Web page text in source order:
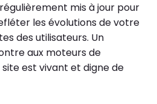
mis à jour pour
les évolutions de votre
des utilisateurs. Un
aux moteurs de
est vivant et digne de